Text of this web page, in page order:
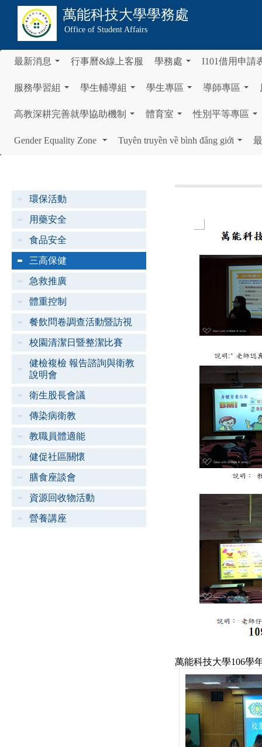
萬能科技大學學務處
Office of Student Affairs
最新消息 行事曆&線上客服 學務處 I101借用申請
服務學習組 學生輔導組 學生專區 導師專區
高教深耕完善就學協助機制 體育室 性別平等專區
Gender Equality Zone
Tuyên truyền về bình đẳng giới
環保活動
用藥安全
食品安全
三高保健
急救推廣
體重控制
餐飲問卷調查活動暨訪視
校園清潔日暨整潔比賽
健檢複檢 報告諮詢與衛教
說明會
衛生股長會議
傳染病衛教
教職員體適能
健促社區關懷
膳食座談會
資源回收物活動
營養講座
萬能科技大學106學